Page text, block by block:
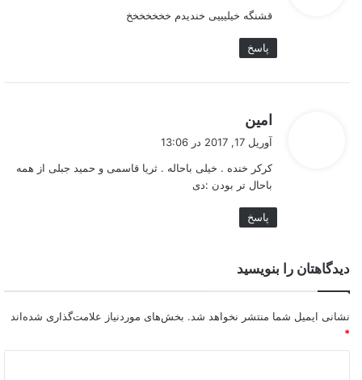
قشنگه خیلیییی خندیدم خخخخخخخ
پاسخ
امین
:
آوریل 17, 2017 در 13:06
کرکر خنده . خیلی باحاله . ثریا قاسمی و حمید جبلی از همه
باحال تر بودن :دی
پاسخ
دیدگاهتان را بنویسید
نشانی ایمیل شما منتشر نخواهد شد. بخش‌های موردنیاز علامت‌گذاری شده‌اند
*